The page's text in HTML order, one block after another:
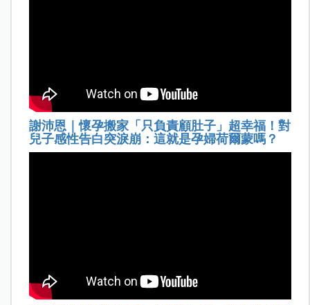
謝沛恩｜懷孕搬家「只負責顧肚子」超幸福！對
兒子感性告白突淚崩：這就是孕婦荷爾蒙嗎？